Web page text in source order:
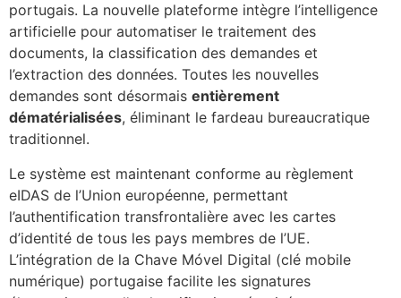
portugais. La nouvelle plateforme intègre l’intelligence
artificielle pour automatiser le traitement des
documents, la classification des demandes et
l’extraction des données. Toutes les nouvelles
demandes sont désormais entièrement
dématérialisées, éliminant le fardeau bureaucratique
traditionnel.
Le système est maintenant conforme au règlement
eIDAS de l’Union européenne, permettant
l’authentification transfrontalière avec les cartes
d’identité de tous les pays membres de l’UE.
L’intégration de la Chave Móvel Digital (clé mobile
numérique) portugaise facilite les signatures